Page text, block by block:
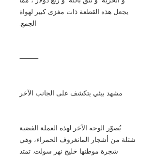
يجعل هذه القطعة ذات مغزى كبير لهواة
الجمع.
⸻
مشهد بيئي يتكشف على الجانب الآخر
يُصوّر الوجه الآخر لهذه العملة الفضية
شتلة من أشجار المانغروف الحمراء، وهي
شجرة موطنها خليج نهر سولت. تمتد